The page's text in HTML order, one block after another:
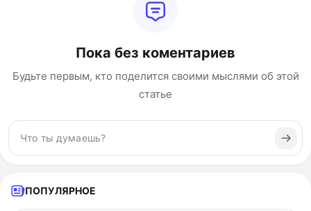
Пока без коментариев
Будьте первым, кто поделится своими мыслями об этой
статье
ПОПУЛЯРНОЕ